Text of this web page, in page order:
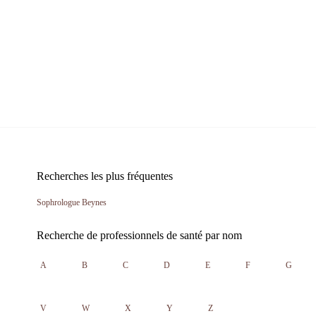
Recherches les plus fréquentes
Sophrologue Beynes
Recherche de professionnels de santé par nom
A B C D E F G
V W X Y Z